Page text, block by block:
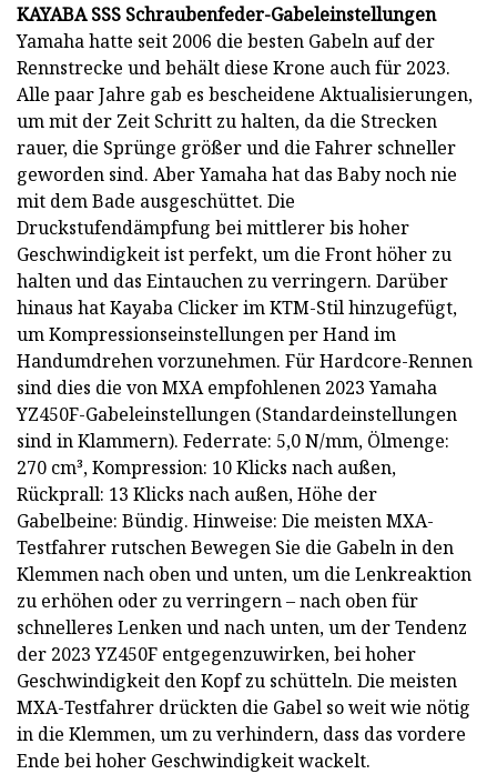
KAYABA SSS Schraubenfeder-Gabeleinstellungen
Yamaha hatte seit 2006 die besten Gabeln auf der
Rennstrecke und behält diese Krone auch für 2023.
Alle paar Jahre gab es bescheidene Aktualisierungen,
um mit der Zeit Schritt zu halten, da die Strecken
rauer, die Sprünge größer und die Fahrer schneller
geworden sind. Aber Yamaha hat das Baby noch nie
mit dem Bade ausgeschüttet. Die
Druckstufendämpfung bei mittlerer bis hoher
Geschwindigkeit ist perfekt, um die Front höher zu
halten und das Eintauchen zu verringern. Darüber
hinaus hat Kayaba Clicker im KTM-Stil hinzugefügt,
um Kompressionseinstellungen per Hand im
Handumdrehen vorzunehmen. Für Hardcore-Rennen
sind dies die von MXA empfohlenen 2023 Yamaha
YZ450F-Gabeleinstellungen (Standardeinstellungen
sind in Klammern). Federrate: 5,0 N/mm, Ölmenge:
270 cm³, Kompression: 10 Klicks nach außen,
Rückprall: 13 Klicks nach außen, Höhe der
Gabelbeine: Bündig. Hinweise: Die meisten MXA-
Testfahrer rutschen Bewegen Sie die Gabeln in den
Klemmen nach oben und unten, um die Lenkreaktion
zu erhöhen oder zu verringern – nach oben für
schnelleres Lenken und nach unten, um der Tendenz
der 2023 YZ450F entgegenzuwirken, bei hoher
Geschwindigkeit den Kopf zu schütteln. Die meisten
MXA-Testfahrer drückten die Gabel so weit wie nötig
in die Klemmen, um zu verhindern, dass das vordere
Ende bei hoher Geschwindigkeit wackelt.